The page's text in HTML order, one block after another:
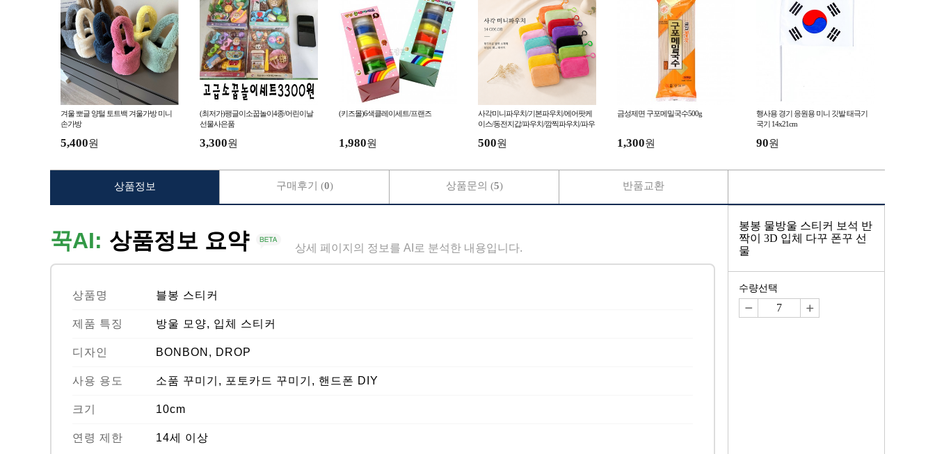
겨울 뽀글 양털 토트백 겨울가방 미니
손가방
5,400원
(최저가)팽글이소꿉놀이4종/어린이날
선물사은품
3,300원
(키즈몰)6색클레이세트/프랜즈
1,980원
사각미니파우치/기본파우치/에어팟케
이스/동전지갑/파우치/깜찍파우치/파우
500원
금성제면 구포메밀국수500g
1,300원
행사용 경기 응원용 미니 깃발 태극기
국기 14x21cm
90원
꾹AI: 상품정보 요약 상세 페이지의 정보를 AI로 분석한 내용입니다.
상품명 블봉 스티커
제품 특징 방울 모양, 입체 스티커
디자인 BONBON, DROP
사용 용도 소품 꾸미기, 포토카드 꾸미기, 핸드폰 DIY
크기 10cm
연령 제한 14세 이상
상품정보 구매후기 (0) 상품문의 (5) 반품교환
봉봉 물방울 스티커 보석 반
짝이 3D 입체 다꾸 폰꾸 선
물
수량선택